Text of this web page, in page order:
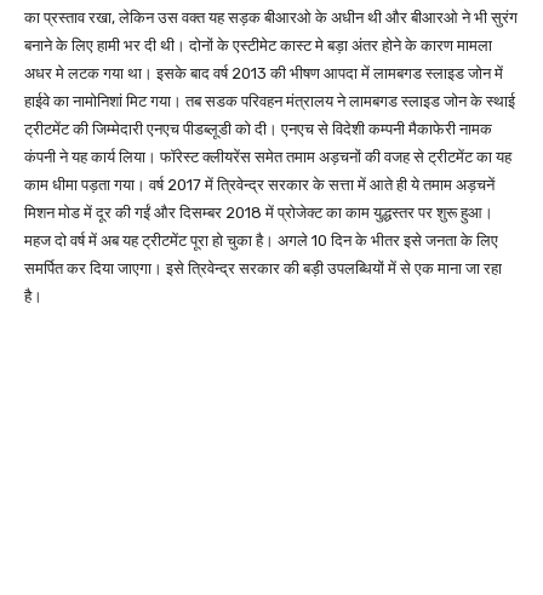
का प्रस्ताव रखा, लेकिन उस वक्त यह सड़क बीआरओ के अधीन थी और बीआरओ ने भी सुरंग
बनाने के लिए हामी भर दी थी। दोनों के एस्टीमेट कास्ट मे बड़ा अंतर होने के कारण मामला
अधर मे लटक गया था। इसके बाद वर्ष 2013 की भीषण आपदा में लामबगड स्लाइड जोन में
हाईवे का नामोनिशां मिट गया। तब सडक परिवहन मंत्रालय ने लामबगड स्लाइड जोन के स्थाई
ट्रीटमेंट की जिम्मेदारी एनएच पीडब्लूडी को दी। एनएच से विदेशी कम्पनी मैकाफेरी नामक
कंपनी ने यह कार्य लिया। फॉरेस्ट क्लीयरेंस समेत तमाम अड़चनों की वजह से ट्रीटमेंट का यह
काम धीमा पड़ता गया। वर्ष 2017 में त्रिवेन्द्र सरकार के सत्ता में आते ही ये तमाम अड़चनें
मिशन मोड में दूर की गईं और दिसम्बर 2018 में प्रोजेक्ट का काम युद्धस्तर पर शुरू हुआ।
महज दो वर्ष में अब यह ट्रीटमेंट पूरा हो चुका है। अगले 10 दिन के भीतर इसे जनता के लिए
समर्पित कर दिया जाएगा। इसे त्रिवेन्द्र सरकार की बड़ी उपलब्धियों में से एक माना जा रहा
है।